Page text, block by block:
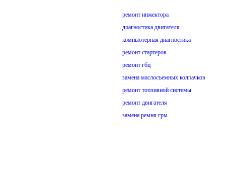
ремонт инжектора
диагностика двигателя
компьютерная диагностика
ремонт стартеров
ремонт гбц
замена маслосъемных колпачков
ремонт топливной системы
ремонт двигателя
замена ремня грм